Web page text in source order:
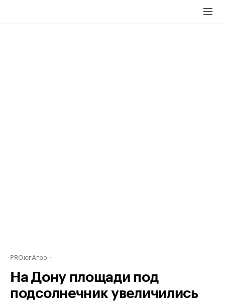
PROюгАгро
На Дону площади под
подсолнечник увеличились